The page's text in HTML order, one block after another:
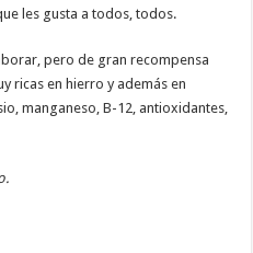
les gusta a todos, todos.
pero de gran recompensa
ricas en hierro y además en
manganeso, B-12, antioxidantes,